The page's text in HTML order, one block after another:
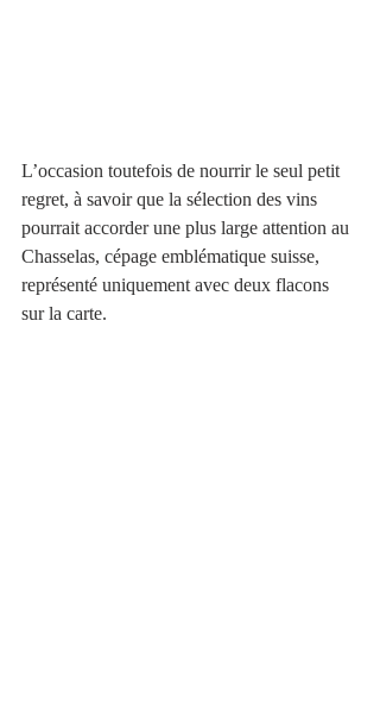
L’occasion toutefois de nourrir le seul petit
regret, à savoir que la sélection des vins
pourrait accorder une plus large attention au
Chasselas, cépage emblématique suisse,
représenté uniquement avec deux flacons
sur la carte.